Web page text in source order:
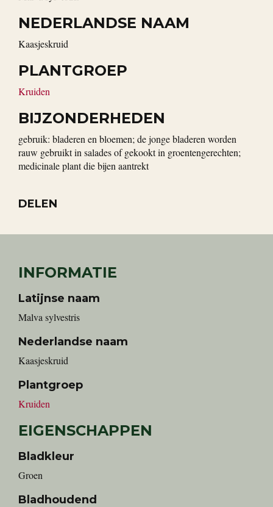
NEDERLANDSE NAAM
kaasjeskruid
PLANTGROEP
Kruiden
BIJZONDERHEDEN
gebruik: bladeren en bloemen; de jonge bladeren worden
rauw gebruikt in salades of gekookt in groentengerechten;
medicinale plant die bijen aantrekt
DELEN
INFORMATIE
Latijnse naam
Malva sylvestris
Nederlandse naam
kaasjeskruid
Plantgroep
Kruiden
EIGENSCHAPPEN
Bladkleur
Groen
Bladhoudend